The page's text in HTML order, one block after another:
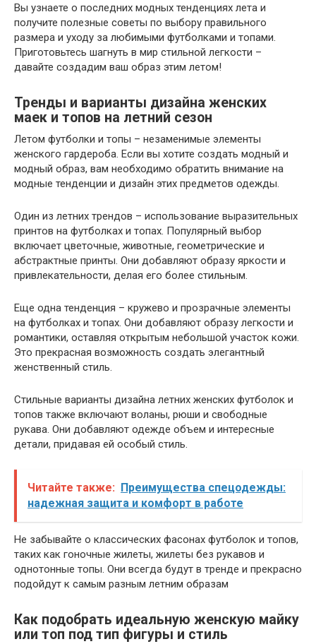
Вы узнаете о последних модных тенденциях лета и
получите полезные советы по выбору правильного
размера и уходу за любимыми футболками и топами.
Приготовьтесь шагнуть в мир стильной легкости –
давайте создадим ваш образ этим летом!
Тренды и варианты дизайна женских
маек и топов на летний сезон
Летом футболки и топы – незаменимые элементы
женского гардероба. Если вы хотите создать модный и
модный образ, вам необходимо обратить внимание на
модные тенденции и дизайн этих предметов одежды.
Один из летних трендов – использование выразительных
принтов на футболках и топах. Популярный выбор
включает цветочные, животные, геометрические и
абстрактные принты. Они добавляют образу яркости и
привлекательности, делая его более стильным.
Еще одна тенденция – кружево и прозрачные элементы
на футболках и топах. Они добавляют образу легкости и
романтики, оставляя открытым небольшой участок кожи.
Это прекрасная возможность создать элегантный
женственный стиль.
Стильные варианты дизайна летних женских футболок и
топов также включают воланы, рюши и свободные
рукава. Они добавляют одежде объем и интересные
детали, придавая ей особый стиль.
Читайте также: Преимущества спецодежды:
надежная защита и комфорт в работе
Не забывайте о классических фасонах футболок и топов,
таких как гоночные жилеты, жилеты без рукавов и
однотонные топы. Они всегда будут в тренде и прекрасно
подойдут к самым разным летним образам
Как подобрать идеальную женскую майку
или топ под тип фигуры и стиль